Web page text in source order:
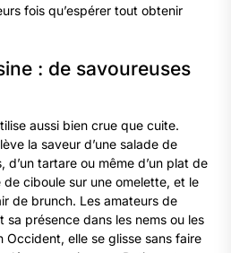
fois qu’espérer tout obtenir
: de savoureuses
aussi bien crue que cuite.
la saveur d’une salade de
d’un tartare ou même d’un plat de
ciboule sur une omelette, et le
de brunch. Les amateurs de
sa présence dans les nems ou les
Occident, elle se glisse sans faire